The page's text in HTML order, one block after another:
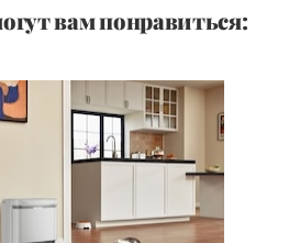
вам понравиться: